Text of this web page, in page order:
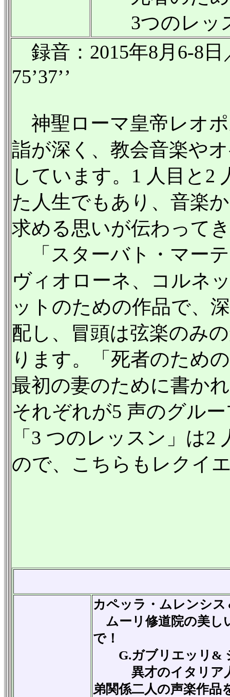
3つのレッ
録音：2015年8月6-8
75’37’’
神聖ローマ皇帝レオ
詣が深く、教会音楽や
しています。1 人目と2
た人生でもあり、音楽
求める思いが伝わって
「スターバト・マー
ヴィオローネ、コルネ
ットのための作品で、
配し、冒頭は弦楽のみ
ります。「死者のため
最初の妻のために書か
それぞれが5 声のグル
「3 つのレッスン」は
ので、こちらもレクイ
カペッラ・ムレンシ
ムーリ修道院の美し
で！
G.ガブリエッリ&
異才のイタリア
弟関係二人の声楽作品